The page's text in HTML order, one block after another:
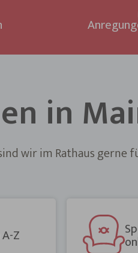
in
wir im Rathaus gerne
Z